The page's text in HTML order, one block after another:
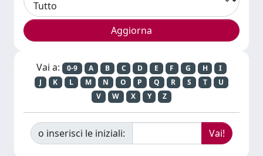
Vai a: 0-9 A B C D E F G H
I
J
K L M N O P Q R S T
U
V
W X Y Z
o inserisci le iniziali: